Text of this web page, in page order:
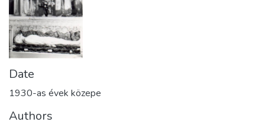
Date
1930-as évek közepe
Authors